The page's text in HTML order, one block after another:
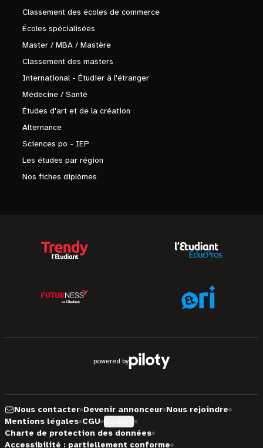
Classement des écoles de commerce
Écoles spécialisées
Master / MBA / Mastère
Classement des masters
International - Étudier à l'étranger
Médecine / Santé
Études d'art et de la création
Alternance
Sciences po - IEP
Les études par région
Nos fiches diplômes
powered by
Nous contacter Devenir annonceur Nous rejoindre
Mentions légales CGU
Charte de protection des données
Accessibilité : partiellement conforme